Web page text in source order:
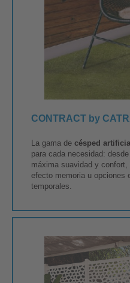
CONTRACT by
La gama de césped
para cada necesidad:
máxima suavidad y
efecto memoria u opciones
temporales.